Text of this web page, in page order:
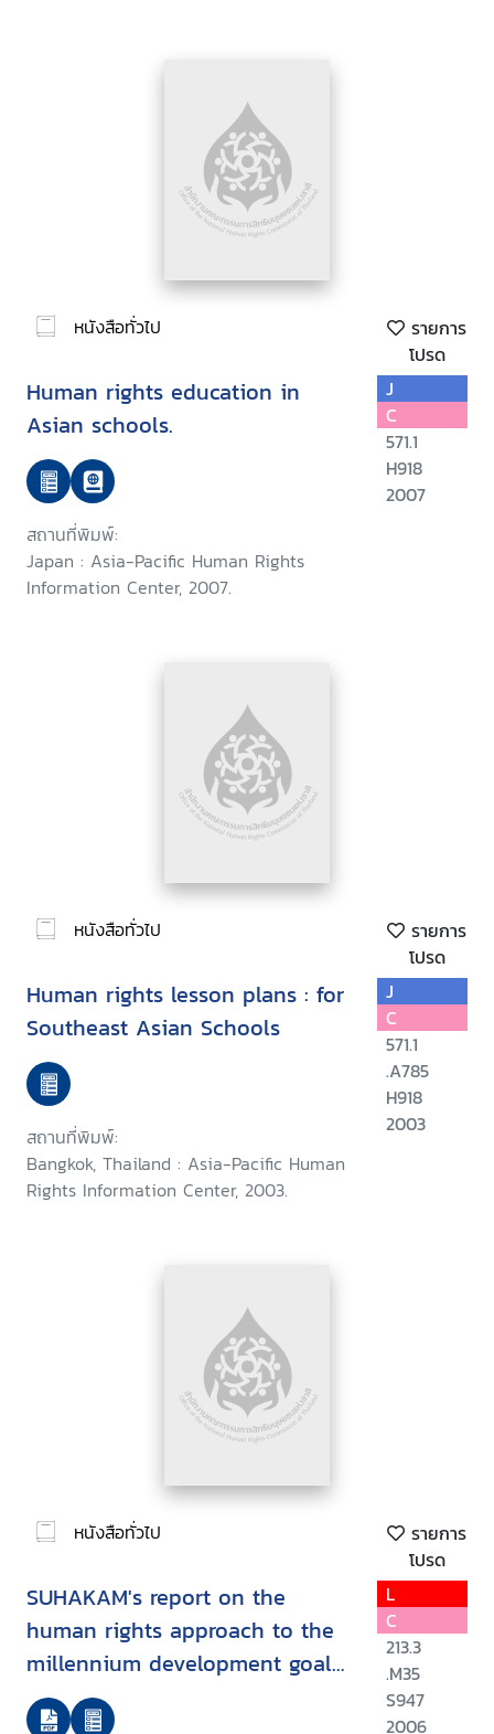
หนังสือทั่วไป
รายการ
โปรด
Human rights education in
Asian schools.
สถานที่พิมพ์:
Japan : Asia-Pacific Human Rights
Information Center, 2007.
J
C
571.1
H918
2007
หนังสือทั่วไป
รายการ
โปรด
Human rights lesson plans : for
Southeast Asian Schools
สถานที่พิมพ์:
Bangkok, Thailand : Asia-Pacific Human
Rights Information Center, 2003.
J
C
571.1
.A785
H918
2003
หนังสือทั่วไป
รายการ
โปรด
SUHAKAM's report on the
human rights approach to the
millennium development goals
: goal 2 : achieve universal
L
C
213.3
.M35
S947
2006